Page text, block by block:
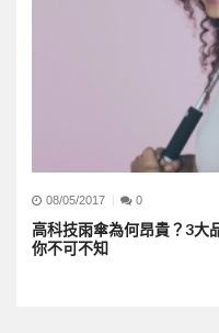
08/05/2017 0
高科技雨傘為何昂貴？3大
你不可不知